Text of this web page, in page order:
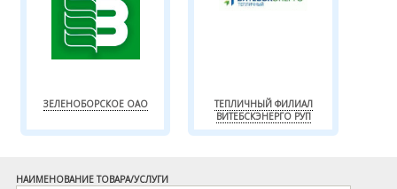
ЗЕЛЕНОБОРСКОЕ ОАО
ТЕПЛИЧНЫЙ ФИЛИАЛ
ВИТЕБСКЭНЕРГО РУП
НАИМЕНОВАНИЕ ТОВАРА/УСЛУГИ